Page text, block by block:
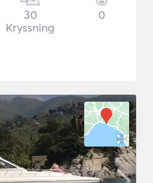
30
Kryssning
0